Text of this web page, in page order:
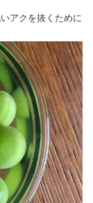
アクを抜くために